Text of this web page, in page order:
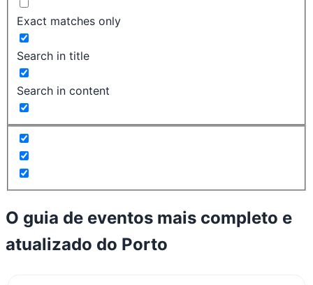
Exact matches only
Search in title
Search in content
O guia de eventos mais completo e
atualizado do Porto